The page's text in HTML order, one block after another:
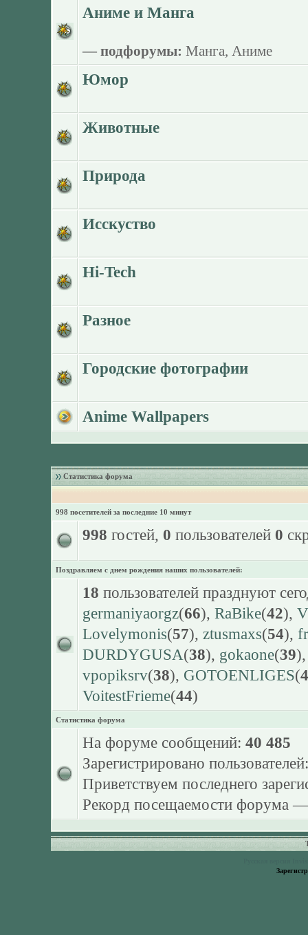
Аниме и Манга
— подфорумы: Манга, Аниме
Юмор
Животные
Природа
Исскуство
Hi-Tech
Разное
Городские фотографии
Anime Wallpapers
Статистика форума
998 посетителей за последние 10 минут
998 гостей, 0 пользователей 0
Поздравляем с днем рождения наших пользователей:
18 пользователей празднуют
germaniyaorgz(66), RaBike(42),
Lovelymonis(57), ztusmaxs(54),
DURDYGUSA(38), gokaone(39
vpopiksrv(38), GOTOENLIGES(
VoitestFrieme(44)
Статистика форума
На форуме сообщений: 40 485
Зарегистрировано
Приветствуем последнего
Рекорд посещаемости форума